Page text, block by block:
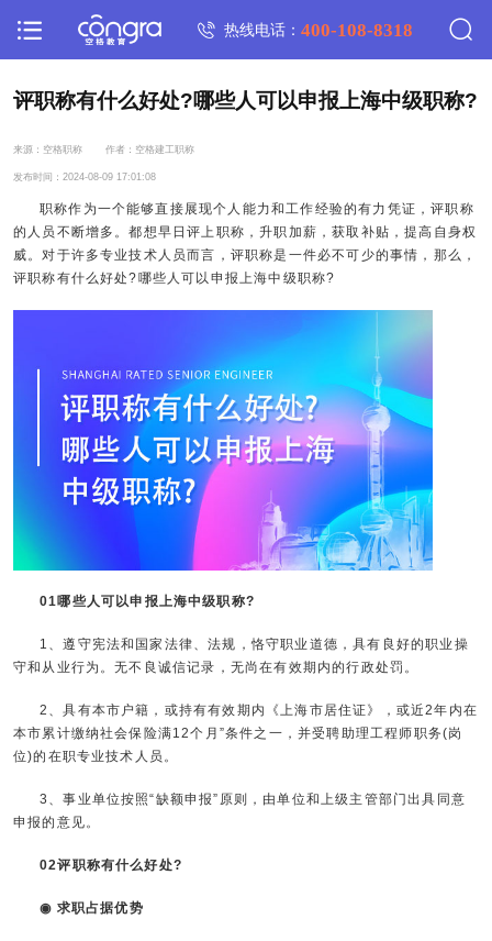
热线电话：400-108-8318
评职称有什么好处?哪些人可以申报上海中级职称?
来源：空格职称 作者：空格建工职称
发布时间：2024-08-09 17:01:08
职称作为一个能够直接展现个人能力和工作经验的有力凭证，评职称
的人员不断增多。都想早日评上职称，升职加薪，获取补贴，提高自身权
威。对于许多专业技术人员而言，评职称是一件必不可少的事情，那么，
评职称有什么好处?哪些人可以申报上海中级职称?
01哪些人可以申报上海中级职称?
1、遵守宪法和国家法律、法规，恪守职业道德，具有良好的职业操
守和从业行为。无不良诚信记录，无尚在有效期内的行政处罚。
2、具有本市户籍，或持有有效期内《上海市居住证》，或近2年内在
本市累计缴纳社会保险满12个月”条件之一，并受聘助理工程师职务(岗
位)的在职专业技术人员。
3、事业单位按照“缺额申报”原则，由单位和上级主管部门出具同意
申报的意见。
02评职称有什么好处?
◉ 求职占据优势